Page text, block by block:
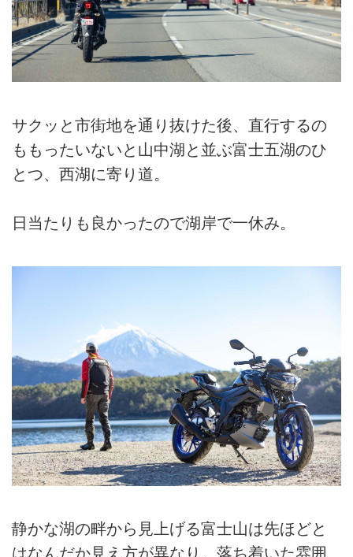
サクッと市街地を通り抜けた後、直行するの
ももったいないと山中湖と並ぶ富士五湖のひ
とつ、西湖に寄り道。
日当たりも良かったので湖岸で一休み。
静かな湖の畔から見上げる富士山は先ほどと
はなんだか見え方が異なり、落ち着いた雰囲